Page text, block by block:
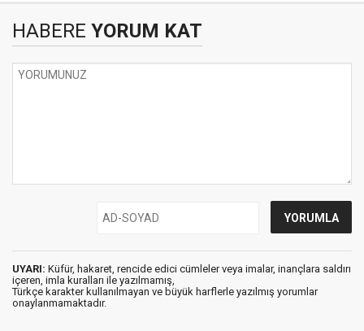
HABERE YORUM KAT
UYARI: Küfür, hakaret, rencide edici cümleler veya imalar, inançlara saldırı
içeren, imla kuralları ile yazılmamış,
Türkçe karakter kullanılmayan ve büyük harflerle yazılmış yorumlar
onaylanmamaktadır.